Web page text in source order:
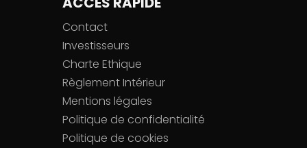
Contact
Investisseurs
Charte Ethique
Règlement Intérieur
Mentions légales
Politique de confidentialité
Politique de cookies